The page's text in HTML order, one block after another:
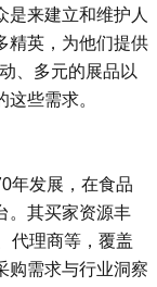
是来建立和维护人
精英，为他们提供
、多元的展品以
些需求。
年发展，在食品
。其买家资源丰
代理商等，覆盖
购需求与行业洞察